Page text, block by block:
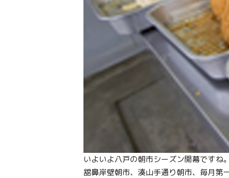
いよいよ八戸の朝市シーズン開幕ですね。
舘鼻岸壁朝市、湊山手通り朝市、毎月第